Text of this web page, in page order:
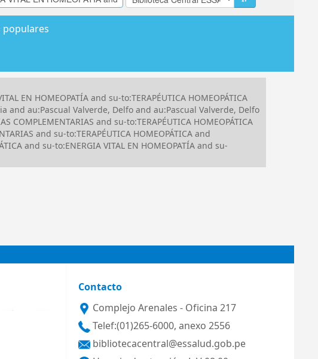
populares
EN HOMEOPATÍA and su-to:TERAPÉUTICA HOMEOPÁTICA
and au:Pascual Valverde, Delfo and au:Pascual Valverde, Delfo
and su-to:TERAPÉUTICA HOMEOPÁTICA
and su-to:TERAPÉUTICA HOMEOPÁTICA and
and su-to:ENERGIA VITAL EN HOMEOPATÍA and su-
Contacto
Complejo Arenales - Oficina 217
Telef:(01)265-6000, anexo 2556
bibliotecacentral@essalud.gob.pe